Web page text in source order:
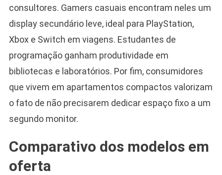
consultores. Gamers casuais encontram neles um
display secundário leve, ideal para PlayStation,
Xbox e Switch em viagens. Estudantes de
programação ganham produtividade em
bibliotecas e laboratórios. Por fim, consumidores
que vivem em apartamentos compactos valorizam
o fato de não precisarem dedicar espaço fixo a um
segundo monitor.
Comparativo dos modelos em
oferta